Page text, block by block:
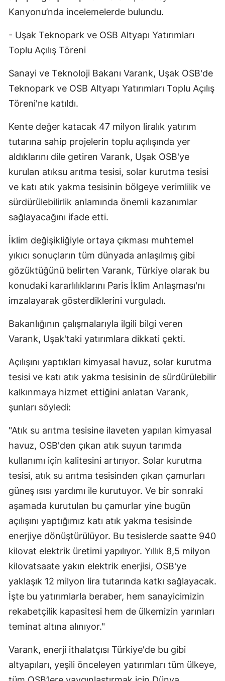
Manisa
Muş
Nevşehir
Ordu
Rize
Samsun
Siirt
Sinop
Trabzon
Tunceli
Uşak
Yozgat
Zonguldak
Aksaray
Bayburt
Karaman
Kırıkkale
Batman
Şırnak
Ardahan
Kanyonu’nda incelemelerde bulundu.
- Uşak Teknopark ve OSB Altyapı Yatırımları
Toplu Açılış Töreni
Sanayi ve Teknoloji Bakanı Varank, Uşak OSB'de
Teknopark ve OSB Altyapı Yatırımları Toplu Açılış
Töreni'ne katıldı.
Kente değer katacak 47 milyon liralık yatırım
tutarına sahip projelerin toplu açılışında yer
aldıklarını dile getiren Varank, Uşak OSB'ye
kurulan atıksu arıtma tesisi, solar kurutma tesisi
ve katı atık yakma tesisinin bölgeye verimlilik ve
sürdürülebilirlik anlamında önemli kazanımlar
sağlayacağını ifade etti.
İklim değişikliğiyle ortaya çıkması muhtemel
yıkıcı sonuçların tüm dünyada anlaşılmış gibi
gözüktüğünü belirten Varank, Türkiye olarak bu
konudaki kararlılıklarını Paris İklim Anlaşması'nı
imzalayarak gösterdiklerini vurguladı.
Bakanlığının çalışmalarıyla ilgili bilgi veren
Varank, Uşak'taki yatırımlara dikkati çekti.
Açılışını yaptıkları kimyasal havuz, solar kurutma
tesisi ve katı atık yakma tesisinin de sürdürülebilir
kalkınmaya hizmet ettiğini anlatan Varank,
şunları söyledi:
"Atık su arıtma tesisine ilaveten yapılan kimyasal
havuz, OSB'den çıkan atık suyun tarımda
kullanımı için kalitesini artırıyor. Solar kurutma
tesisi, atık su arıtma tesisinden çıkan çamurları
güneş ısısı yardımı ile kurutuyor. Ve bir sonraki
aşamada kurutulan bu çamurlar yine bugün
açılışını yaptığımız katı atık yakma tesisinde
enerjiye dönüştürülüyor. Bu tesislerde saatte 940
kilovat elektrik üretimi yapılıyor. Yıllık 8,5 milyon
kilovatsaate yakın elektrik enerjisi, OSB'ye
yaklaşık 12 milyon lira tutarında katkı sağlayacak.
İşte bu yatırımlarla beraber, hem sanayicimizin
rekabetçilik kapasitesi hem de ülkemizin yarınları
teminat altına alınıyor."
Varank, enerji ithalatçısı Türkiye'de bu gibi
altyapıları, yeşili önceleyen yatırımları tüm ülkeye,